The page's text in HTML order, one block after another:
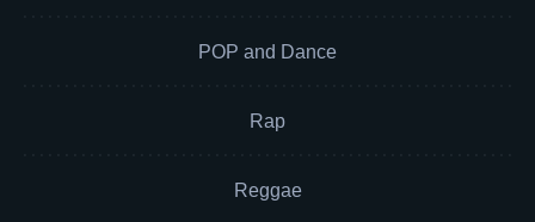
POP and Dance
Rap
Reggae